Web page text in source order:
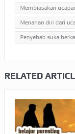
Membiasakan
Menahan diri dari
Penyebab suka
RELATED